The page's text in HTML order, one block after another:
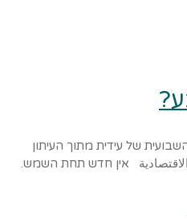
של עידית מתוך העיתון
אין חדש תחת השמש.